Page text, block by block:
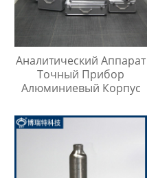
Аналитический Аппарат
Точный Прибор
Алюминиевый Корпус